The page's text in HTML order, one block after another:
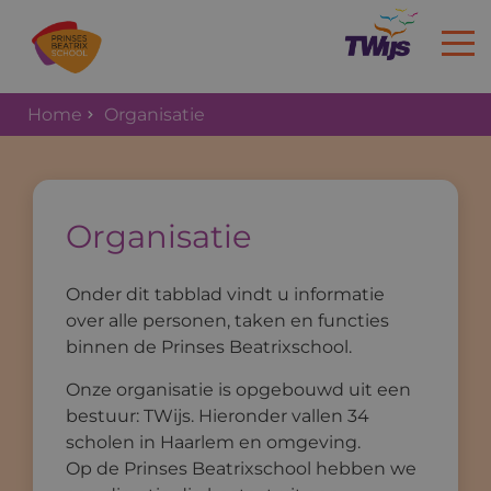
Home
Home Organisatie
Organisatie
Onder dit tabblad vindt u informatie
over alle personen, taken en functies
binnen de Prinses Beatrixschool.
Onze organisatie is opgebouwd uit een
bestuur: TWijs. Hieronder vallen 34
scholen in Haarlem en omgeving.
Op de Prinses Beatrixschool hebben we